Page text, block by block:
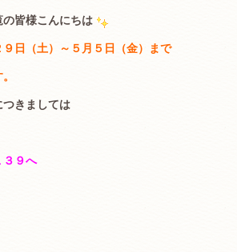
皆様こんにちは
９日（土）～５月５日（金）まで
つきましては
３９へ